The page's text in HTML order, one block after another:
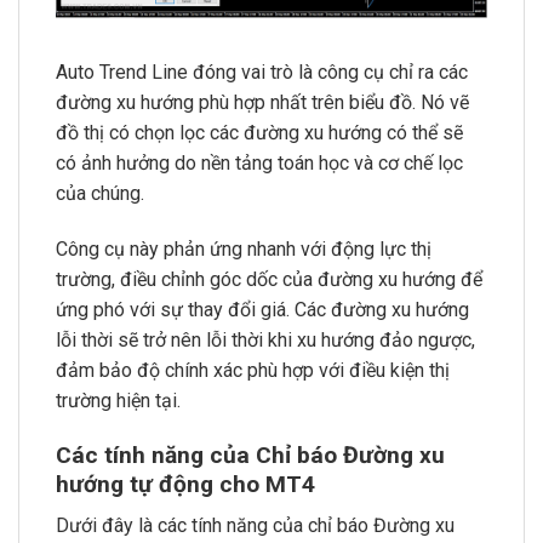
Auto Trend Line đóng vai trò là công cụ chỉ ra các
đường xu hướng phù hợp nhất trên biểu đồ. Nó vẽ
đồ thị có chọn lọc các đường xu hướng có thể sẽ
có ảnh hưởng do nền tảng toán học và cơ chế lọc
của chúng.
Công cụ này phản ứng nhanh với động lực thị
trường, điều chỉnh góc dốc của đường xu hướng để
ứng phó với sự thay đổi giá. Các đường xu hướng
lỗi thời sẽ trở nên lỗi thời khi xu hướng đảo ngược,
đảm bảo độ chính xác phù hợp với điều kiện thị
trường hiện tại.
Các tính năng của Chỉ báo Đường xu
hướng tự động cho MT4
Dưới đây là các tính năng của chỉ báo Đường xu